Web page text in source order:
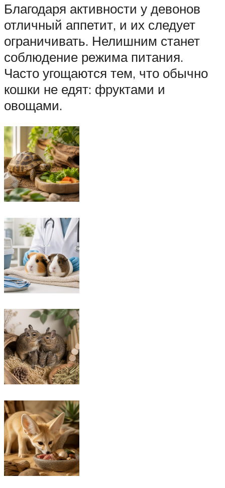
Благодаря активности у девонов
отличный аппетит, и их следует
ограничивать. Нелишним станет
соблюдение режима питания.
Часто угощаются тем, что обычно
кошки не едят: фруктами и
овощами.